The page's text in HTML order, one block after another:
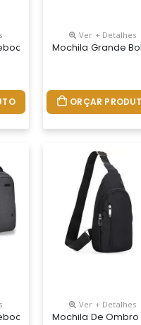
15.6 Polegadas
Ver + Detalhes
Mochila Grande
ORÇAR
17 Polegadas
Ver + Detalhes
Mochila De